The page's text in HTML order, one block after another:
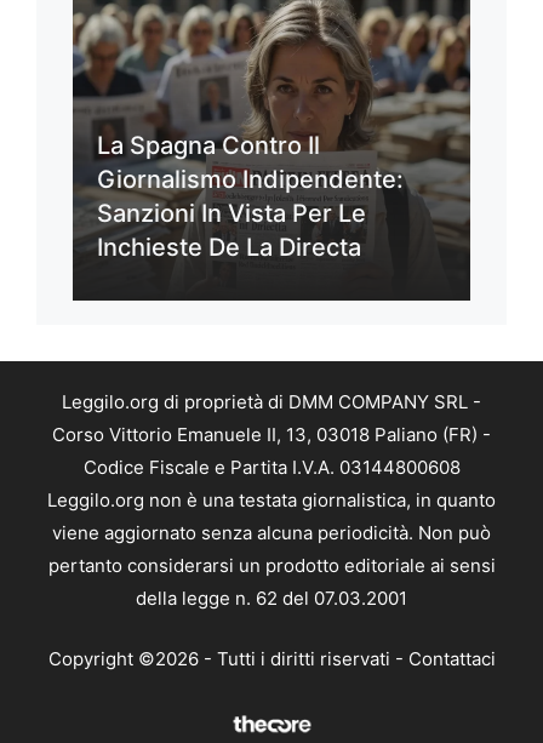
La Spagna Contro Il
Giornalismo Indipendente:
Sanzioni In Vista Per Le
Inchieste De La Directa
Leggilo.org di proprietà di DMM COMPANY SRL -
Corso Vittorio Emanuele II, 13, 03018 Paliano (FR) -
Codice Fiscale e Partita I.V.A. 03144800608
Leggilo.org non è una testata giornalistica, in quanto
viene aggiornato senza alcuna periodicità. Non può
pertanto considerarsi un prodotto editoriale ai sensi
della legge n. 62 del 07.03.2001
Copyright ©2026 - Tutti i diritti riservati - Contattaci